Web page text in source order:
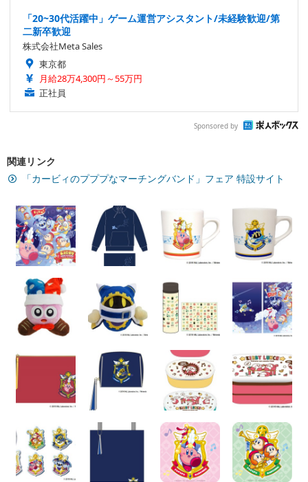
「20~30代活躍中」ゲーム運営アシスタント/未経験歓迎/第
二新卒歓迎
株式会社Meta Sales
東京都
月給28万4,300円～55万円
正社員
Sponsored by
関連リンク
「カービィのプププなマーチングバンド」フェア 特設サイト